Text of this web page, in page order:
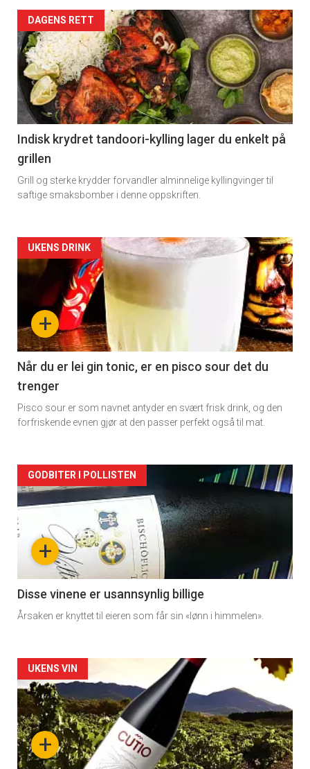
DAGENS RETT
Indisk krydret tandoori-kylling lager du enkelt på
grillen
Grill og sterke krydder forvandler alminnelige kyllingvinger til
saftige smaksbomber i denne oppskriften.
Forsiden
akkurat
nå
-
2
+
UKENS DRINK
Når du er lei gin tonic, er en pisco sour det du
trenger
Pisco sour er som navnet antyder en svært frisk drink, og den
forfriskende evnen gjør at den passer perfekt også til mat.
Forsiden
akkurat
nå
3
+
GODBITER I POLLISTEN
Disse vinene er usannsynlig billige
Årsaken er knyttet til eieren som får sin «lønn i himmelen».
Forsiden
akkurat
nå
-
+
UKENS VIN